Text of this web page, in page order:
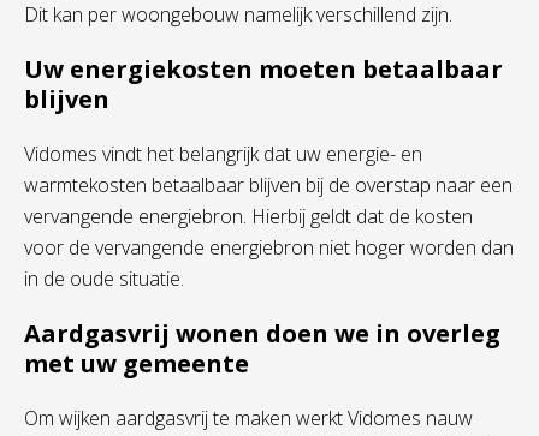
Dit kan per woongebouw namelijk verschillend zijn.
Uw energiekosten moeten betaalbaar
blijven
Vidomes vindt het belangrijk dat uw energie- en
warmtekosten betaalbaar blijven bij de overstap naar een
vervangende energiebron. Hierbij geldt dat de kosten
voor de vervangende energiebron niet hoger worden dan
in de oude situatie.
Aardgasvrij wonen doen we in overleg
met uw gemeente
Om wijken aardgasvrij te maken werkt Vidomes nauw